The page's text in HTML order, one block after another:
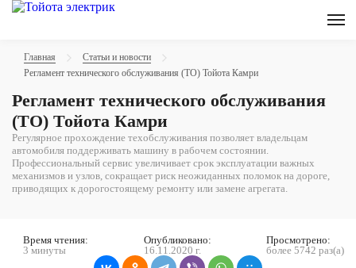
Главная
Статьи и новости
Регламент технического обслуживания (ТО) Тойота Камри
Регламент технического обслуживания
(ТО) Тойота Камри
Регулярное прохождение техобслуживания позволяет владельцам
автомобиля поддерживать машину в рабочем состоянии.
Профессиональный сервис увеличивает срок эксплуатации важных
механизмов и узлов, сокращает риск неожиданных поломок на дороге,
приводящих к дорогостоящему ремонту или замене агрегата.
Время чтения:
3 минуты
Опубликовано:
16.11.2020 г.
Просмотрено:
более 5742 раз(а)